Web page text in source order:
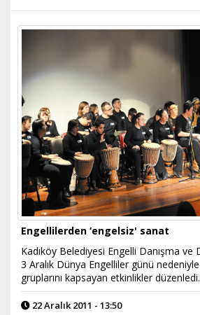
Engellilerden ‘engelsiz' sanat
Kadıköy Belediyesi Engelli Danışma ve
3 Aralık Dünya Engelliler günü
gruplarını kapsayan etkinlikler düzenledi.
22 Aralık 2011 - 13:50